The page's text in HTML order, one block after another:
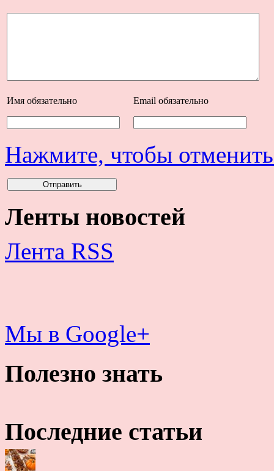
Имя обязательно Email обязательно
Нажмите, чтобы отменить
Ленты новостей
Лента RSS
Мы в Google+
Полезно знать
Последние статьи